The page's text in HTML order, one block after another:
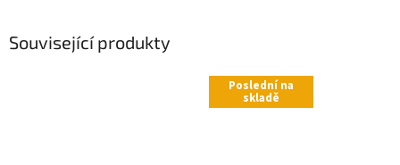
Související produkty
Poslední na
skladě